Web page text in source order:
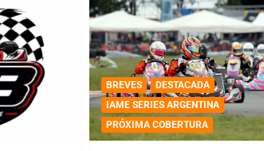
BREVES
DESTACADA
IAME SERIES ARGENTINA
PRÓXIMA COBERTURA